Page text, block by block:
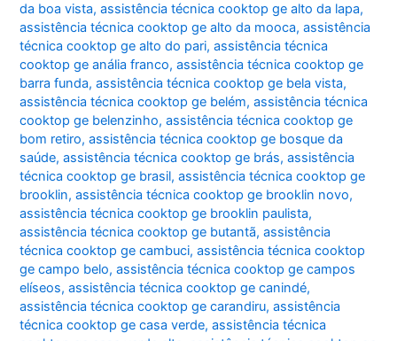
da boa vista,assistência técnica cooktop ge alto da lapa,
assistência técnica cooktop ge alto da mooca,assistência
técnica cooktop ge alto do pari,assistência técnica
cooktop ge anália franco,assistência técnica cooktop ge
barra funda,assistência técnica cooktop ge bela vista,
assistência técnica cooktop ge belém,assistência técnica
cooktop ge belenzinho,assistência técnica cooktop ge
bom retiro,assistência técnica cooktop ge bosque da
saúde,assistência técnica cooktop ge brás,assistência
técnica cooktop ge brasil,assistência técnica cooktop ge
brooklin,assistência técnica cooktop ge brooklin novo,
assistência técnica cooktop ge brooklin paulista,
assistência técnica cooktop ge butantã,assistência
técnica cooktop ge cambuci,assistência técnica cooktop
ge campo belo,assistência técnica cooktop ge campos
elíseos,assistência técnica cooktop ge canindé,
assistência técnica cooktop ge carandiru,assistência
técnica cooktop ge casa verde,assistência técnica